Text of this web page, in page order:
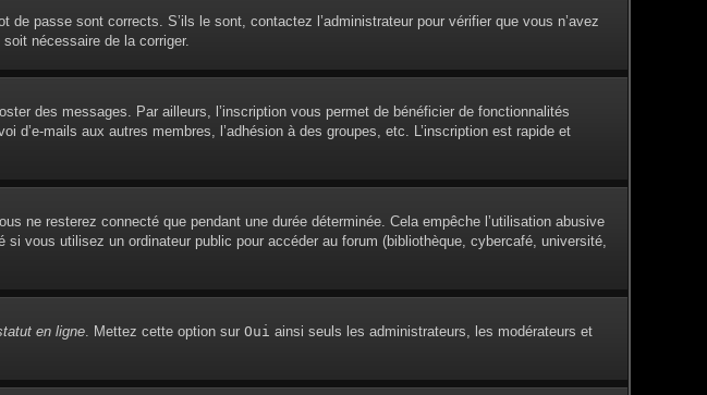
passe sont corrects. S’ils le sont, contactez l’administrateur pour vérifier que vous n’avez
nécessaire de la corriger.
des messages. Par ailleurs, l’inscription vous permet de bénéficier de fonctionnalités
mails aux autres membres, l’adhésion à des groupes, etc. L’inscription est rapide et
ne resterez connecté que pendant une durée déterminée. Cela empêche l’utilisation abusive
vous utilisez un ordinateur public pour accéder au forum (bibliothèque, cybercafé, université,
en ligne. Mettez cette option sur Oui ainsi seuls les administrateurs, les modérateurs et